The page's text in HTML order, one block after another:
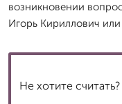
возникновении
Игорь Кириллович
Не хотите считать?